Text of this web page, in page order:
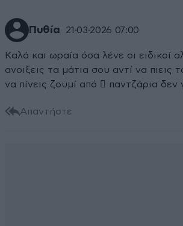
Πυθία 21·03·2026 07:00
Καλά και ωραία όσα λένε οι ειδικοί
ανοιξεις τα μάτια σου αντί να πιεις
να πίνεις ζουμί από 🫜 παντζάρια δεν
Απαντήστε